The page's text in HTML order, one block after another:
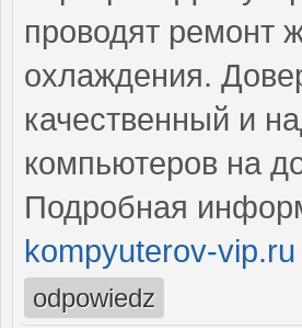
проводят ремонт
охлаждения.
качественный и
компьютеров на
Подробная
kompyuterov-vip.ru
odpowiedz